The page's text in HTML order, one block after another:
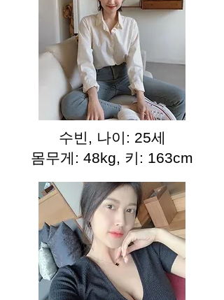
수빈, 나이: 25세
몸무게: 48kg, 키: 163cm